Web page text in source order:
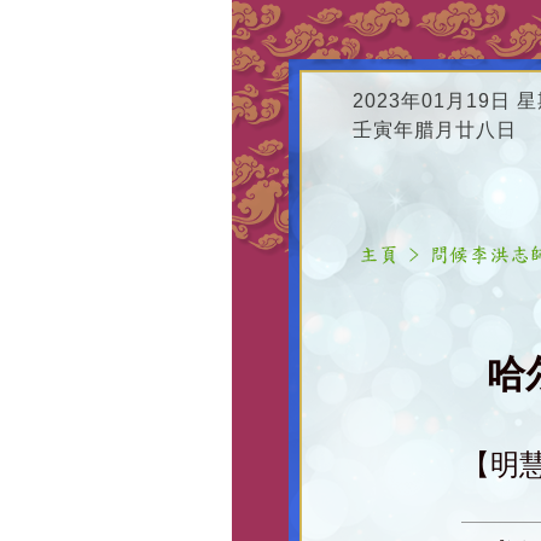
2023年01月19日 星
壬寅年腊月廿八日
哈
【明